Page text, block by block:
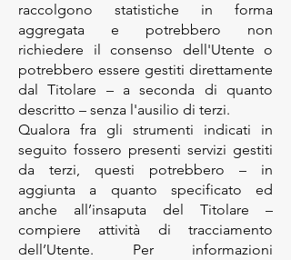
raccolgono statistiche in forma
aggregata e potrebbero non
richiedere il consenso dell'Utente o
potrebbero essere gestiti direttamente
dal Titolare – a seconda di quanto
descritto – senza l'ausilio di terzi.
Qualora fra gli strumenti indicati in
seguito fossero presenti servizi gestiti
da terzi, questi potrebbero – in
aggiunta a quanto specificato ed
anche all’insaputa del Titolare –
compiere attività di tracciamento
dell’Utente. Per informazioni